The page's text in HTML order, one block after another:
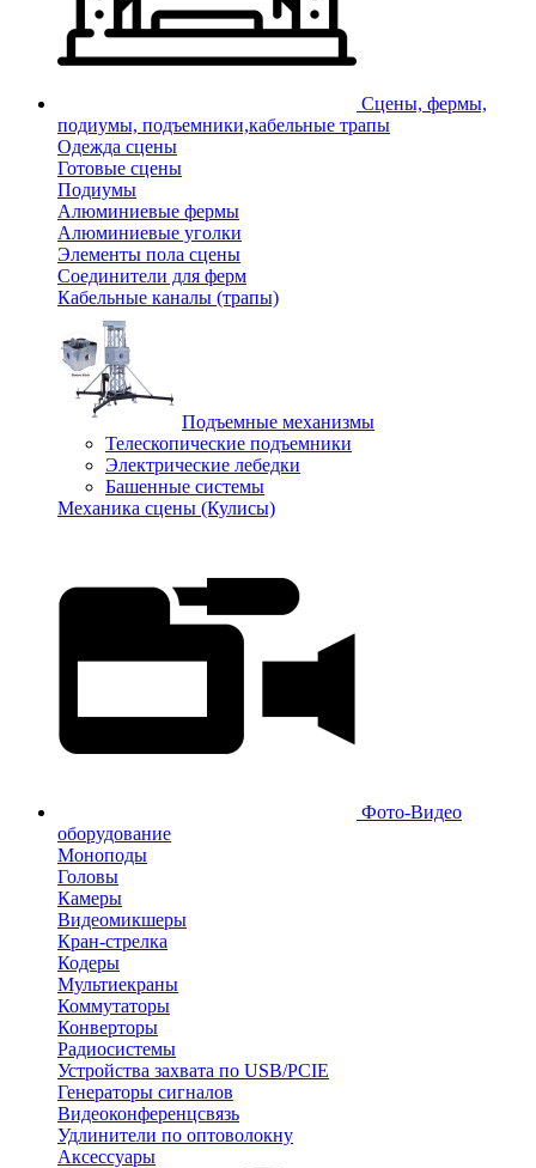
Сцены, фермы,
подиумы, подъемники,кабельные трапы
Одежда сцены
Готовые сцены
Подиумы
Алюминиевые фермы
Алюминиевые уголки
Элементы пола сцены
Соединители для ферм
Кабельные каналы (трапы)
Подъемные механизмы
Телескопические подъемники
Электрические лебедки
Башенные системы
Механика сцены (Кулисы)
Фото-Видео
оборудование
Моноподы
Головы
Камеры
Видеомикшеры
Кран-стрелка
Кодеры
Мультиекраны
Коммутаторы
Конверторы
Радиосистемы
Устройства захвата по USB/PCIE
Генераторы сигналов
Видеоконференцсвязь
Удлинители по оптоволокну
Аксессуары